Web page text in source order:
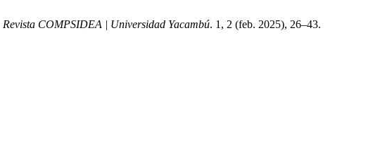
Revista COMPSIDEA | Universidad Yacambú. 1, 2 (feb. 2025), 26–43.